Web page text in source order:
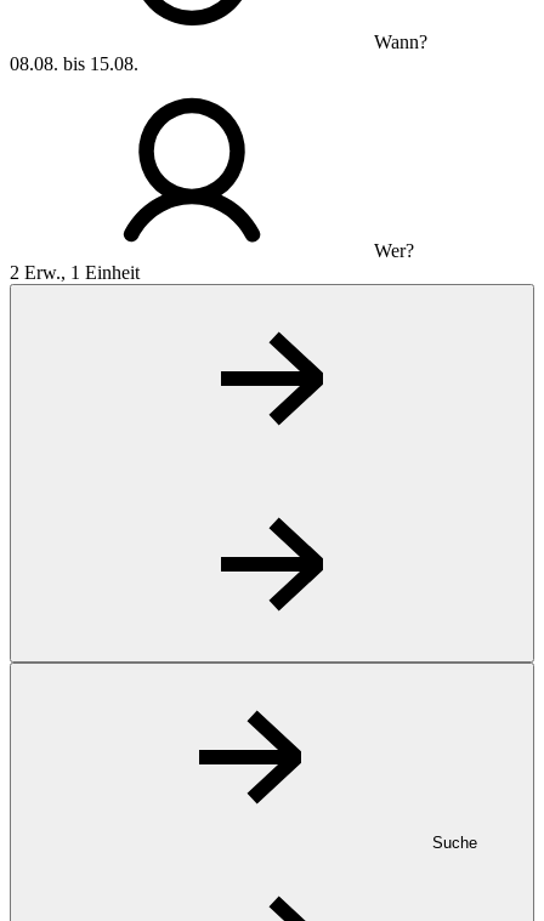
Wann?
08.08. bis 15.08.
Wer?
2 Erw., 1 Einheit
Suche